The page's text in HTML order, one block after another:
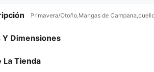
Primavera/Otoño,Mangas de
Y Dimensiones
La Tienda
4.87